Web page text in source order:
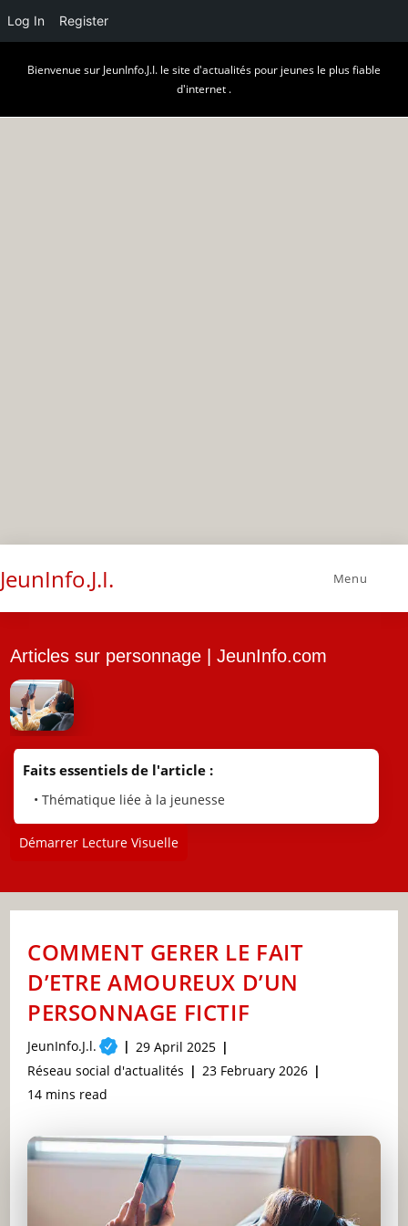
Log In Register
Bienvenue sur JeunInfo.J.I. le site d'actualités pour jeunes le plus fiable
d'internet .
JeunInfo.J.I. Menu
Articles sur personnage | JeunInfo.com
Faits essentiels de l'article :
• Thématique liée à la jeunesse
Démarrer Lecture Visuelle
COMMENT GERER LE FAIT
D’ETRE AMOUREUX D’UN
PERSONNAGE FICTIF
Post
author:
JeunInfo.J.l.
Post
published:
29 April 2025
Post
category:
Réseau social d'actualités
Post
23 February 2026
Reading
14 mins read